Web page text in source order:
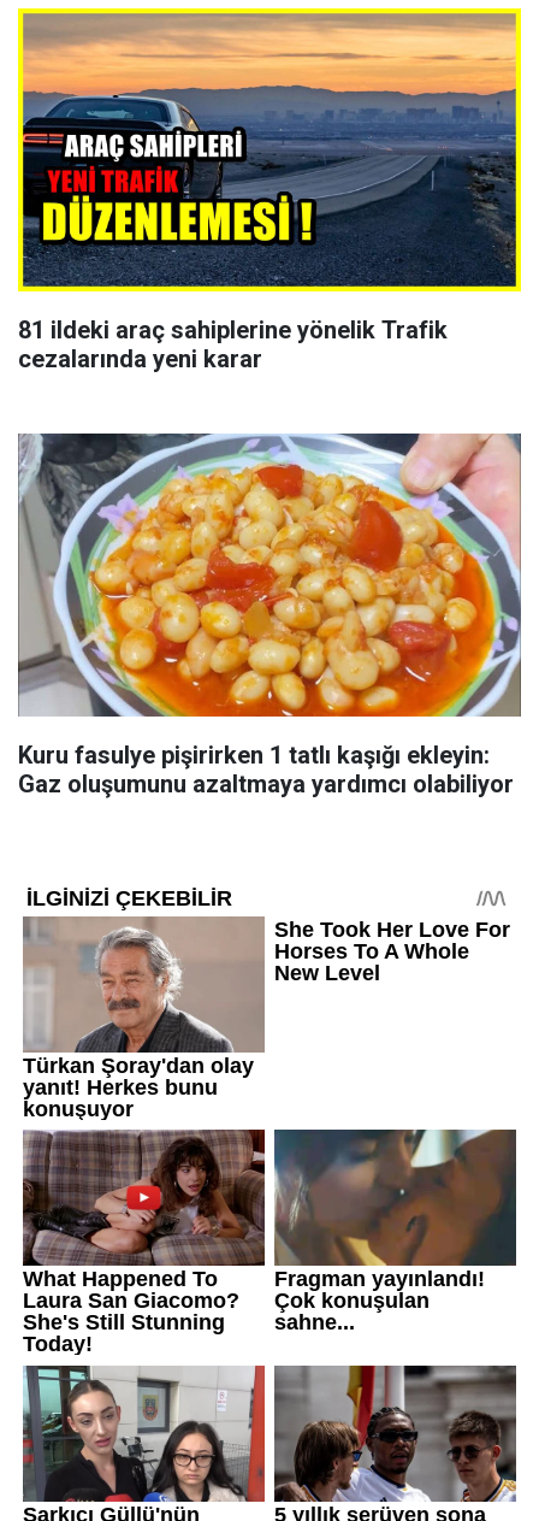
81 ildeki araç sahiplerine yönelik Trafik
cezalarında yeni karar
Kuru fasulye pişirirken 1 tatlı kaşığı ekleyin:
Gaz oluşumunu azaltmaya yardımcı olabiliyor